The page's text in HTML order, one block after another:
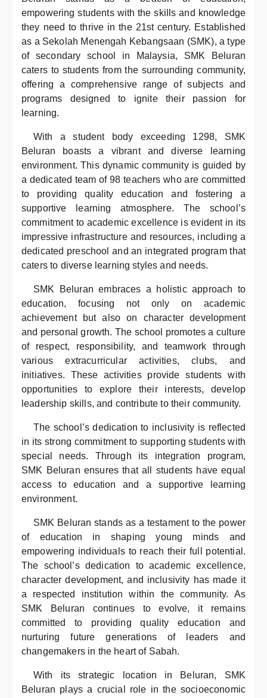
empowering students with the skills and knowledge
they need to thrive in the 21st century. Established
as a Sekolah Menengah Kebangsaan (SMK), a type
of secondary school in Malaysia, SMK Beluran
caters to students from the surrounding community,
offering a comprehensive range of subjects and
programs designed to ignite their passion for
learning.
With a student body exceeding 1298, SMK
Beluran boasts a vibrant and diverse learning
environment. This dynamic community is guided by
a dedicated team of 98 teachers who are committed
to providing quality education and fostering a
supportive learning atmosphere. The school’s
commitment to academic excellence is evident in its
impressive infrastructure and resources, including a
dedicated preschool and an integrated program that
caters to diverse learning styles and needs.
SMK Beluran embraces a holistic approach to
education, focusing not only on academic
achievement but also on character development
and personal growth. The school promotes a culture
of respect, responsibility, and teamwork through
various extracurricular activities, clubs, and
initiatives. These activities provide students with
opportunities to explore their interests, develop
leadership skills, and contribute to their community.
The school’s dedication to inclusivity is reflected
in its strong commitment to supporting students with
special needs. Through its integration program,
SMK Beluran ensures that all students have equal
access to education and a supportive learning
environment.
SMK Beluran stands as a testament to the power
of education in shaping young minds and
empowering individuals to reach their full potential.
The school’s dedication to academic excellence,
character development, and inclusivity has made it
a respected institution within the community. As
SMK Beluran continues to evolve, it remains
committed to providing quality education and
nurturing future generations of leaders and
changemakers in the heart of Sabah.
With its strategic location in Beluran, SMK
Beluran plays a crucial role in the socioeconomic